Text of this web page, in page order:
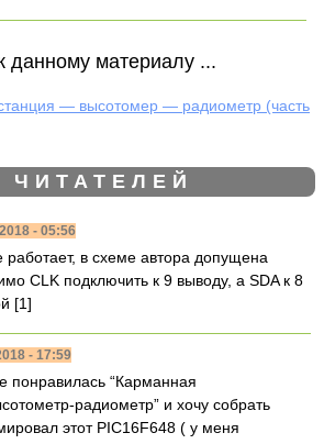
данному материалу ...
— высотомер — радиометр (часть
- 05:56
работает, в схеме автора допущена
CLK подключить к 9 выводу, а SDA к 8
[1]
- 17:59
понравилась “Карманная
радиометр” и хочу собрать
этот PIC16F648 ( у меня